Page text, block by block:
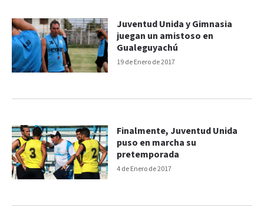
19 de Enero de 2017
Juventud Unida y Gimnasia
juegan un amistoso en
Gualeguyachú
4 de Enero de 2017
Finalmente, Juventud Unida
puso en marcha su
pretemporada